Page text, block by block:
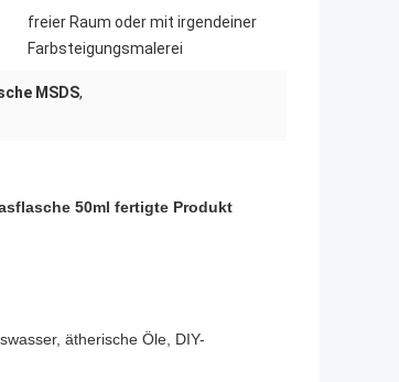
freier Raum oder mit irgendeiner
Farbsteigungsmalerei
MSDS,
50ml fertigte Produkt
ätherische Öle, DIY-